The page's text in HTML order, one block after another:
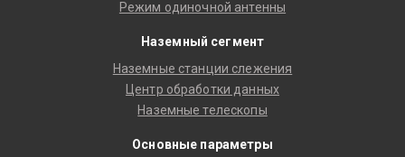
Режим одиночной антенны
Наземный сегмент
Наземные станции слежения
Центр обработки данных
Наземные телескопы
Основные параметры